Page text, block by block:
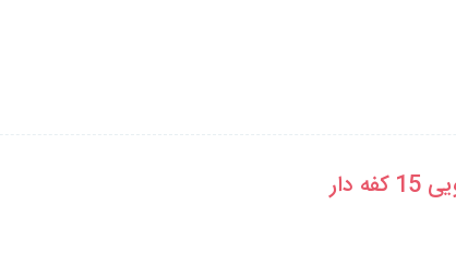
دار